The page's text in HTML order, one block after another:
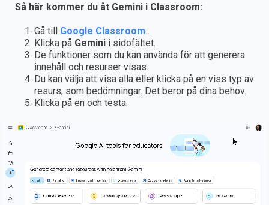
Så här kommer du åt Gemini i Classroom:
Gå till Google Classroom.
Klicka på Gemini i sidofältet.
De funktioner som du kan använda för att generera
innehåll och resurser visas.
Du kan välja att visa alla eller klicka på en viss typ av
resurs, som bedömningar. Det beror på dina behov.
Klicka på en och testa.